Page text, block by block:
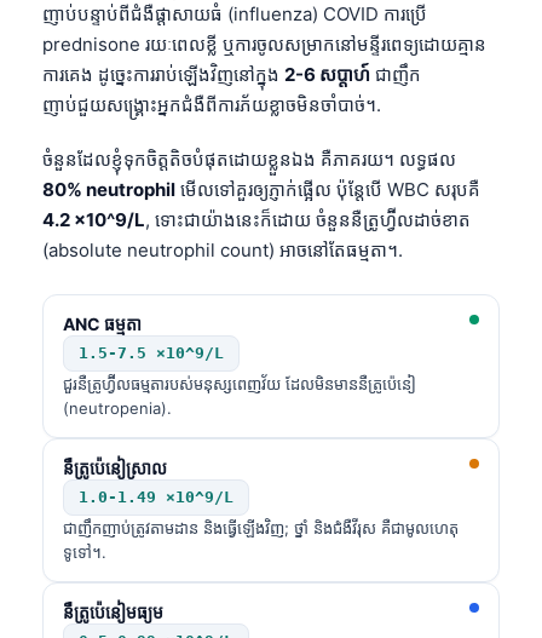
ញាប់បន្ទាប់ពីជំងឺផ្តាសាយធំ (influenza) COVID ការប្រើ
prednisone រយៈពេលខ្លី ឬការចូលសម្រាកនៅមន្ទីរពេទ្យដោយគ្មាន
ការគេង ដូច្នេះការរាប់ឡើងវិញនៅក្នុង 2-6 សប្តាហ៍ ជាញឹក
ញាប់ជួយសង្គ្រោះអ្នកជំងឺពីការភ័យខ្លាចមិនចាំបាច់។.
ចំនួនដែលខ្ញុំទុកចិត្តតិចបំផុតដោយខ្លួនឯង គឺភាគរយ។ លទ្ធផល
80% neutrophil មើលទៅគួរឲ្យភ្ញាក់ផ្អើល ប៉ុន្តែបើ WBC សរុបគឺ
4.2 ×10^9/L, ទោះជាយ៉ាងនេះក៏ដោយ ចំនួននឺត្រូហ្វ៊ីលដាច់ខាត
(absolute neutrophil count) អាចនៅតែធម្មតា។.
ANC ធម្មតា
1.5-7.5 ×10^9/L
ជួរនឺត្រូហ្វ៊ីលធម្មតារបស់មនុស្សពេញវ័យ ដែលមិនមាននឺត្រូប៉េនៀ
(neutropenia).
នឺត្រូប៉េនៀស្រាល
1.0-1.49 ×10^9/L
ជាញឹកញាប់ត្រូវតាមដាន និងធ្វើឡើងវិញ; ថ្នាំ និងជំងឺវីរុស គឺជាមូលហេតុ
ទូទៅ។.
នឺត្រូប៉េនៀមធ្យម